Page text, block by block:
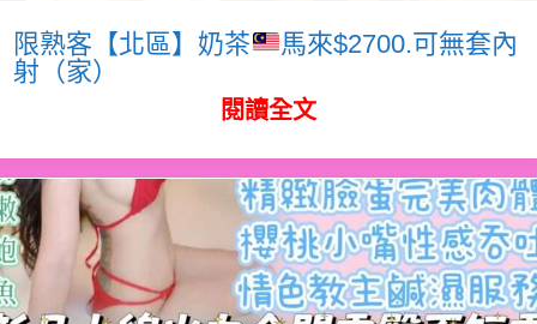
限熟客【北區】奶茶
馬來$2700.可無套內
射（家）
閱讀全文